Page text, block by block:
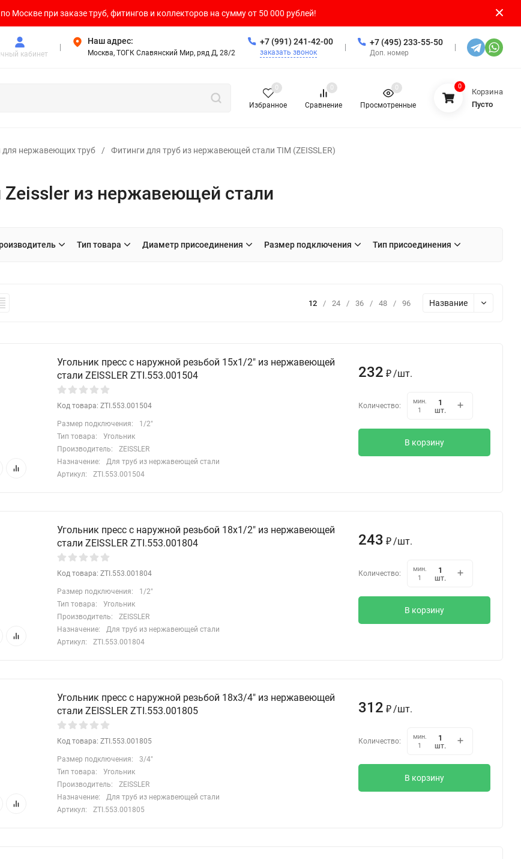
Москве при заказе труб, фитингов и коллекторов на сумму от 50 000 рублей!
кабинет
Наш адрес:
Москва, ТОГК Славянский Мир, ряд Д, 28/2
+7 (991) 241-42-00
заказать звонок
+7 (495) 233-55-50
Доп. номер
Избранное
0
Сравнение
0
Просмотренные
0 0
Корзина
Пусто
для нержавеющих труб /
Фитинги для труб из нержавеющей стали TIM (ZEISSLER)
Zeissler из нержавеющей стали
Тип товара Диаметр присоединения Размер подключения Тип присоединения
12 / 24 / 36 / 48 / 96 Название
Угольник пресс с наружной резьбой 15х1/2" из нержавеющей
стали ZEISSLER ZTI.553.001504
Код товара: ZTI.553.001504
Размер подключения:
1/2"
Тип товара:
Угольник
Производитель:
ZEISSLER
Назначение:
Для труб из нержавеющей стали
Артикул:
ZTI.553.001504
232 ₽/шт.
Количество:
мин.
1
шт.
В корзину
Угольник пресс с наружной резьбой 18х1/2" из нержавеющей
стали ZEISSLER ZTI.553.001804
Код товара: ZTI.553.001804
Размер подключения:
1/2"
Тип товара:
Угольник
Производитель:
ZEISSLER
Назначение:
Для труб из нержавеющей стали
Артикул:
ZTI.553.001804
243 ₽/шт.
Количество:
мин.
1
шт.
В корзину
Угольник пресс с наружной резьбой 18х3/4" из нержавеющей
стали ZEISSLER ZTI.553.001805
Код товара: ZTI.553.001805
Размер подключения:
3/4"
Тип товара:
Угольник
Производитель:
ZEISSLER
Назначение:
Для труб из нержавеющей стали
Артикул:
ZTI.553.001805
312 ₽/шт.
Количество:
мин.
1
шт.
В корзину